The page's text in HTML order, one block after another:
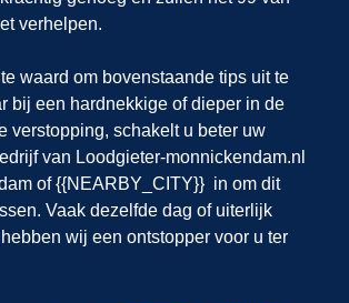
verhelpen.
waard om bovenstaande tips uit te
bij een hardnekkige of dieper in de
verstopping, schakelt u beter uw
van Loodgieter-monnickendam.nl
of {{NEARBY_CITY}} in om dit
Vaak dezelfde dag of uiterlijk
wij een ontstopper voor u ter